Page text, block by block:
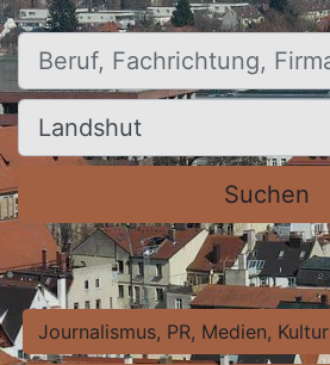
Beruf, Fachrichtung, Firma
Ort, Stadt
Suchen
Journalismus, PR, Medien, Kultur